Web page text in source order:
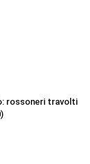
rossoneri travolti